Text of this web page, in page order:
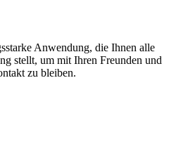
Anwendung, die Ihnen alle
stellt, um mit Ihren Freunden und
zu bleiben.